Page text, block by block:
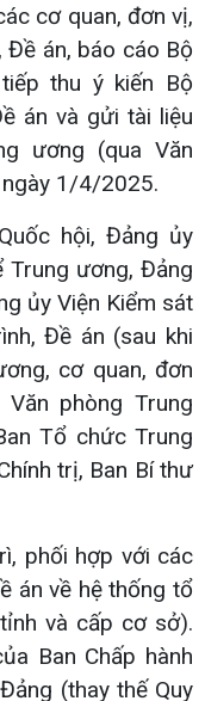
cơ quan, đơn vị,
án, báo cáo Bộ
thu ý kiến Bộ
án và gửi tài liệu
ương (qua Văn
1/4/2025.
hội, Đảng ủy
Trung ương, Đảng
ủy Viện Kiểm sát
Đề án (sau khi
cơ quan, đơn
phòng Trung
Tổ chức Trung
trị, Ban Bí thư
phối hợp với các
án về hệ thống tổ
và cấp cơ sở).
Ban Chấp hành
(thay thế Quy